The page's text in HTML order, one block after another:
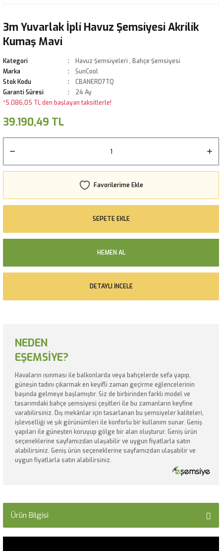
3m Yuvarlak İpli Havuz Şemsiyesi Akrilik
Kumaş Mavi
Kategori Havuz Şemsiyeleri , Bahçe Şemsiyesi
Marka
SunCool
Stok Kodu
CBANERD7TQ
Garanti Süresi
24 Ay
*5.086,05 TL den başlayan taksitlerle!
39.190,49 TL
SEPETE EKLE
HEMEN AL
DETAYLI İNCELE
NEDEN
EŞEMSİYE?
Havaların ısınması ile balkonlarda veya bahçelerde sefa yapıp,
güneşin tadını çıkarmak en keyifli zaman geçirme eğlencelerinin
başında gelmeye başlamıştır. Siz de birbirinden farklı model ve
tasarımdaki bahçe şemsiyesi çeşitleri ile bu zamanların keyfine
varabilirsiniz. Dış mekânlar için tasarlanan bu şemsiyeler kaliteleri,
işlevselliği ve şık görünümleri ile konforlu bir kullanım sunar. Geniş
yapıları ile güneşten koruyup gölge bir alan oluşturur. Geniş ürün
seçeneklerine sayfamızdan ulaşabilir ve uygun fiyatlarla satın
alabilirsiniz. Geniş ürün seçeneklerine sayfamızdan ulaşabilir ve
uygun fiyatlarla satın alabilirsiniz.
Ürün Bilgisi